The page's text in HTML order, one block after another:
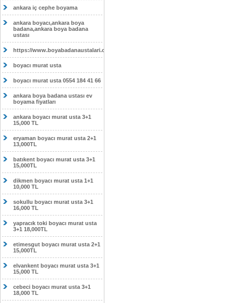
ankara iç cephe boyama
ankara boyacı,ankara boya
badana,ankara boya badana
ustası
https://www.boyabadanaustalari.com/
boyacı murat usta
boyacı murat usta 0554 184 41 66
ankara boya badana ustası ev
boyama fiyatları
ankara boyacı murat usta 3+1
15,000 TL
eryaman boyacı murat usta 2+1
13,000TL
batıkent boyacı murat usta 3+1
15,000TL
dikmen boyacı murat usta 1+1
10,000 TL
sokullu boyacı murat usta 3+1
16,000 TL
yapracık toki boyacı murat usta
3+1 18,000TL
etimesgut boyacı murat usta 2+1
15,000TL
elvankent boyacı murat usta 3+1
15,000 TL
cebeci boyacı murat usta 3+1
18,000 TL